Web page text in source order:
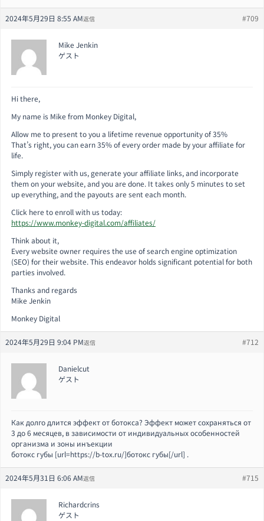
2024年5月29日 8:55 AM #709
返信
Mike Jenkin
ゲスト
Hi there,
My name is Mike from Monkey Digital,
Allow me to present to you a lifetime revenue opportunity of 35%
That’s right, you can earn 35% of every order made by your affiliate for
life.
Simply register with us, generate your affiliate links, and incorporate
them on your website, and you are done. It takes only 5 minutes to set
up everything, and the payouts are sent each month.
Click here to enroll with us today:
https://www.monkey-digital.com/affiliates/
Think about it,
Every website owner requires the use of search engine optimization
(SEO) for their website. This endeavor holds significant potential for both
parties involved.
Thanks and regards
Mike Jenkin
Monkey Digital
2024年5月29日 9:04 PM #712
返信
Danielcut
ゲスト
Как долго длится эффект от ботокса? Эффект может сохраняться от
3 до 6 месяцев, в зависимости от индивидуальных особенностей
организма и зоны инъекции
ботокс губы [url=https://b-tox.ru/]ботокс губы[/url] .
2024年5月31日 6:06 AM #715
返信
Richardcrins
ゲスト